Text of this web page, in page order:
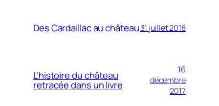
Des Cardaillac au château31 juillet 2018
L’histoire du château
retracée dans un livre
16
décembre
2017